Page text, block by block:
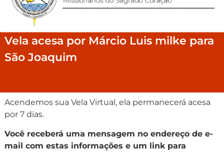
Vela acesa por Márcio Luis milke para
São Joaquim
Acendemos sua Vela Virtual, ela permanecerá acesa
por 7 dias.
Você receberá uma mensagem no endereço de e-
mail com estas informações e um link para